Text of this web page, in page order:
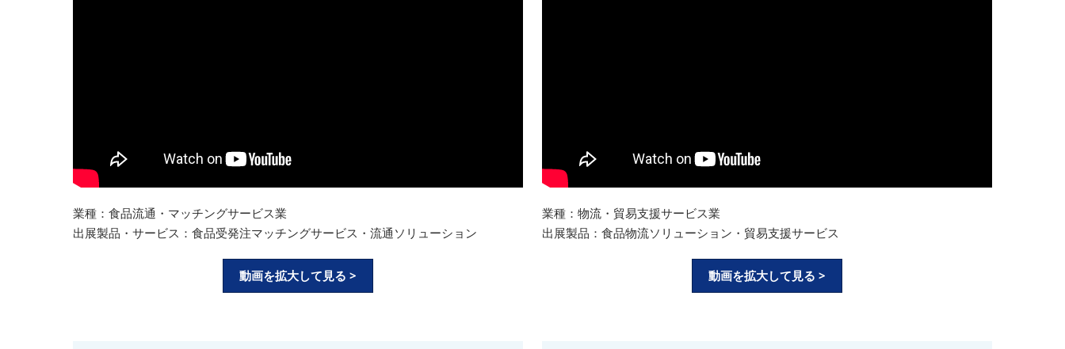
業種：食品流通・マッチングサービス業
出展製品・サービス：食品受発注マッチングサービス・流通ソリューション
動画を拡大して見る >
業種：物流・貿易支援サービス業
出展製品：食品物流ソリューション・貿易支援サービス
動画を拡大して見る >